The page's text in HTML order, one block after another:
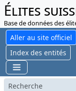
Élites
Base de données des
Aller au site officiel
Index des entités